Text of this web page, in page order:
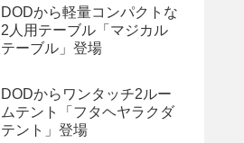
DODから軽量コンパクトな
2人用テーブル「マジカル
テーブル」登場
DODからワンタッチ2ルー
ムテント「フタヘヤラクダ
テント」登場